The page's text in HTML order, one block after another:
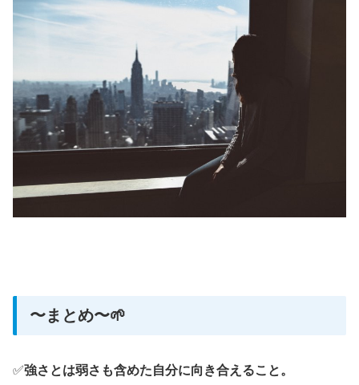
〜まとめ〜🌱
✅強さとは弱さも含めた自分に向き合えること。